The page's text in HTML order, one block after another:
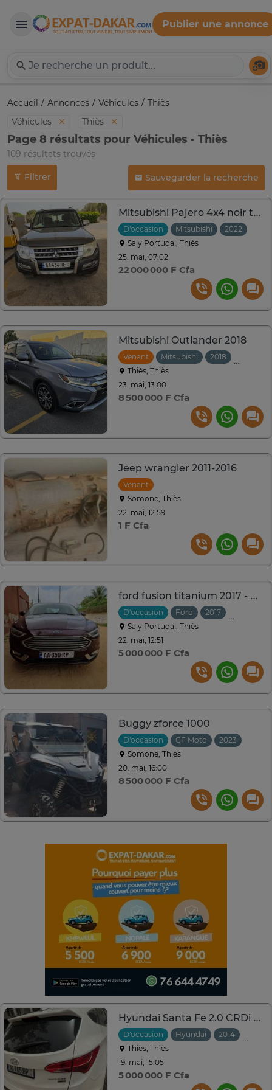
Expat-Dakar
Publier une annonce
Accueil Annonces Véhicules
Thiès
Véhicules
Thiès
Page 8 résultats pour Véhicules - Thiès
109 résultats trouvés
Filtrer Sauvegarder la recherche
Mitsubishi Pajero 4x4 noir transmission intégrale
D'occasion Mitsubishi
2022
Saly Portudal, Thiès
25. mai, 07:02
22 000 000 F Cfa
Mitsubishi Outlander 2018
Venant Mitsubishi 2018
Thiès, Thiès
23. mai, 13:00
8 500 000 F Cfa
Jeep wrangler 2011-2016
Venant
Somone, Thiès
22. mai, 12:59
1 F Cfa
ford fusion titanium 2017 - automatique
D'occasion Ford 2017
Saly Portudal, Thiès
22. mai, 12:51
5 000 000 F Cfa
Buggy zforce 1000
D'occasion CF Moto
2023
Somone, Thiès
20. mai, 16:00
8 500 000 F Cfa
Hyundai Santa Fe 2.0 CRDi 4x4 Blanc SUV
D'occasion Hyundai 2014
Thiès, Thiès
19. mai, 15:05
5 000 000 F Cfa